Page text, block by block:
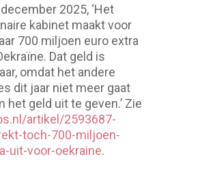
2025, ‘Het
kabinet maakt voor
700 miljoen euro extra
Dat geld is
omdat het andere
dit jaar niet meer gaat
het geld uit te geven.’ Zie
artikel/2593687-
toch-700-miljoen-
uit-voor-oekraine.